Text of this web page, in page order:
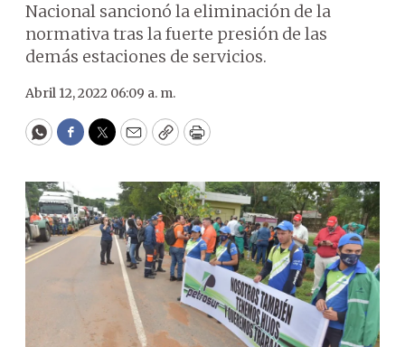
Nacional sancionó la eliminación de la
normativa tras la fuerte presión de las
demás estaciones de servicios.
Abril 12, 2022 06:09 a. m.
WhatsApp
Facebook
Twitter
EmailCopyPrint